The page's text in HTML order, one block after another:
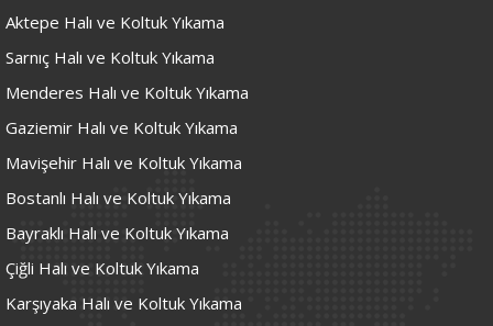
Aktepe Halı ve Koltuk Yıkama
Sarnıç Halı ve Koltuk Yıkama
Menderes Halı ve Koltuk Yıkama
Gaziemir Halı ve Koltuk Yıkama
Mavişehir Halı ve Koltuk Yıkama
Bostanlı Halı ve Koltuk Yıkama
Bayraklı Halı ve Koltuk Yıkama
Çiğli Halı ve Koltuk Yıkama
Karşıyaka Halı ve Koltuk Yıkama